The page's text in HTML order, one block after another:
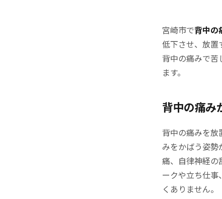
宮崎市で背中の
低下させ、放置
背中の痛みで
ます。
背中の痛み
背中の痛みを放
みをかばう姿
痛、自律神経の
ークや立ち仕事
くありません。